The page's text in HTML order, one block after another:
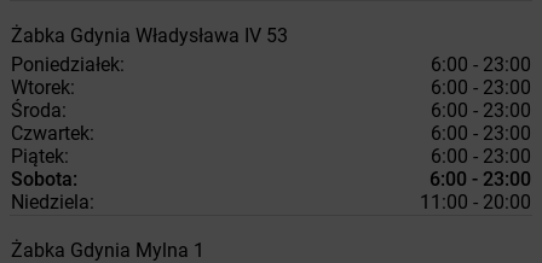
Żabka Gdynia Władysława IV 53
Poniedziałek:
6:00 - 23:00
Wtorek:
6:00 - 23:00
Środa:
6:00 - 23:00
Czwartek:
6:00 - 23:00
Piątek:
6:00 - 23:00
Sobota:
6:00 - 23:00
Niedziela:
11:00 - 20:00
Żabka Gdynia Mylna 1